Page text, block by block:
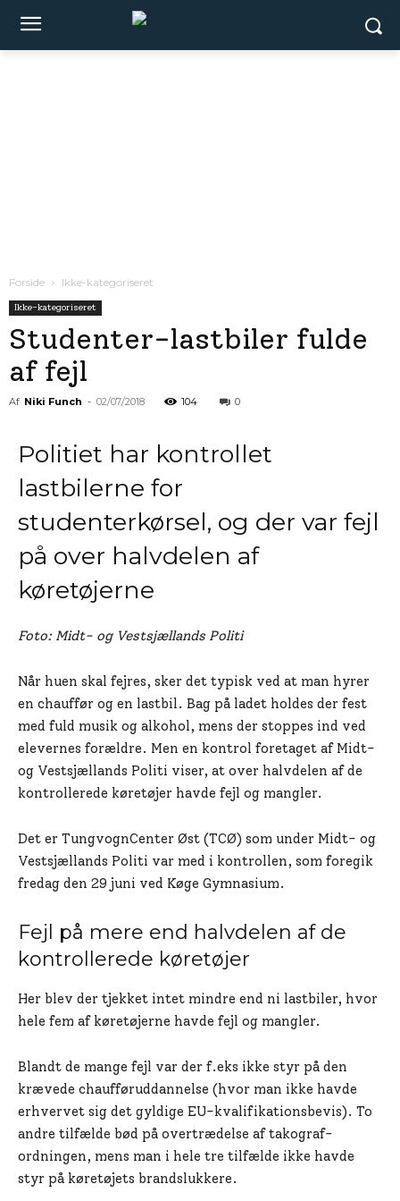
Forside Ikke-kategoriseret
Ikke-kategoriseret
Studenter-lastbiler fulde
af fejl
Af Niki Funch - 02/07/2018 104 0
Politiet har kontrollet
lastbilerne for
studenterkørsel, og der var fejl
på over halvdelen af
køretøjerne
Foto: Midt- og Vestsjællands Politi
Når huen skal fejres, sker det typisk ved at man hyrer
en chauffør og en lastbil. Bag på ladet holdes der fest
med fuld musik og alkohol, mens der stoppes ind ved
elevernes forældre. Men en kontrol foretaget af Midt-
og Vestsjællands Politi viser, at over halvdelen af de
kontrollerede køretøjer havde fejl og mangler.
Det er TungvognCenter Øst (TCØ) som under Midt- og
Vestsjællands Politi var med i kontrollen, som foregik
fredag den 29 juni ved Køge Gymnasium.
Fejl på mere end halvdelen af de
kontrollerede køretøjer
Her blev der tjekket intet mindre end ni lastbiler, hvor
hele fem af køretøjerne havde fejl og mangler.
Blandt de mange fejl var der f.eks ikke styr på den
krævede chaufføruddannelse (hvor man ikke havde
erhvervet sig det gyldige EU-kvalifikationsbevis). To
andre tilfælde bød på overtrædelse af takograf-
ordningen, mens man i hele tre tilfælde ikke havde
styr på køretøjets brandslukkere.